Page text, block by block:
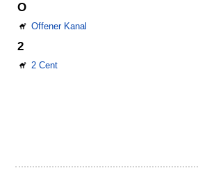
O
Offener Kanal
2
2 Cent